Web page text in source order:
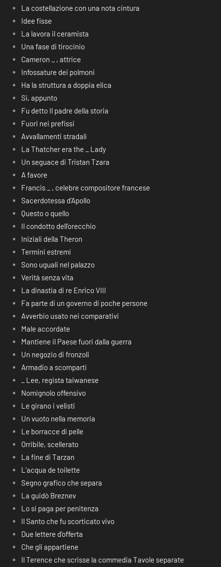
La costellazione con una nota cintura
Idee fisse
La lavora il ceramista
Una fase di tirocinio
Cameron _ , attrice
Infossature dei polmoni
Ha la struttura a doppia elica
Si, appunto
Fu detto Il padre della storia
Fuori nei prefissi
Avvallamenti stradali
La Thatcher era the _ Lady
Un seguace di Tristan Tzara
A favore
Francis _ , celebre compositore francese
Sacerdotessa d’Apollo
Questo o quello
Il condotto dell’orecchio
Iniziali della Theron
Termini estremi
Sono uguali nel palazzo
Verità senza vita
La dinastia di re Enrico VIII
Fa parte di un governo di poche persone
Avverbio usato nei comparativi
Male accordate
Mantiene il Paese fuori dalla guerra
Un negozio di fronzoli
Armadio a scomparti
_ Lee, regista taiwanese
Nomignolo offensivo
Le girano i velisti
Un vuoto nella memoria
Le borracce di pelle
Orribile, scellerato
La fine di Tarzan
L’acqua de toilette
Segno grafico che separa
La guidò Breznev
Lo si paga per penitenza
Il Santo che fu scorticato vivo
Due lettere d’offerta
Che gli appartiene
Il Terence che scrisse la commedia Tavole separate